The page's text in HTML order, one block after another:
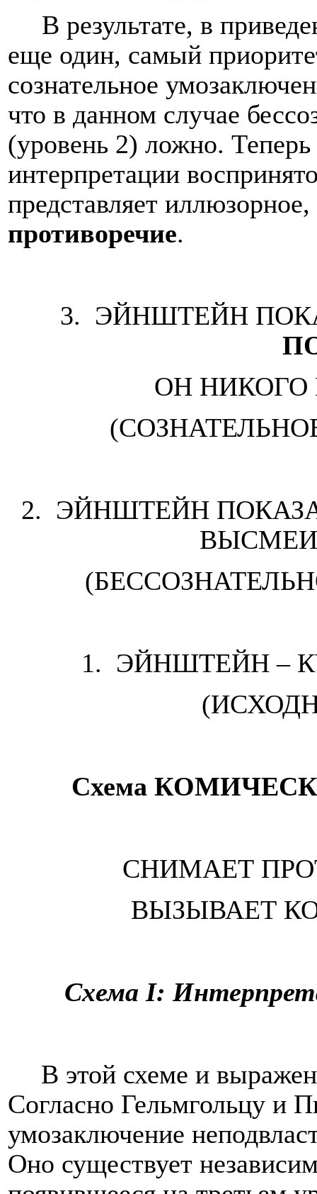
В результате, в
еще один, самый
сознательное
что в данном случае
(уровень 2) ложно.
интерпретации
представляет
противоречие.
3. ЭЙНШТЕЙН
ОН
2. ЭЙНШТЕЙН
1. ЭЙНШТЕЙН –
Cхема
СНИМАЕТ
ВЫЗЫВАЕТ
СхемаI:
В этой схеме и
Согласно Гельмгольцу и
умозаключение
Оно существует